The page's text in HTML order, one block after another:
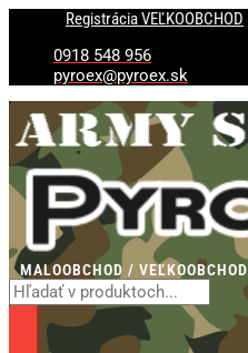
PreskočiťRegistrácia VEĽKOOBCHOD
0918 548 956
pyroex@pyroex.sk
MALOOBCHOD / VEĽKOOBCHOD
Products
Products
množstvo
STANDARD
4,5mm
500ks